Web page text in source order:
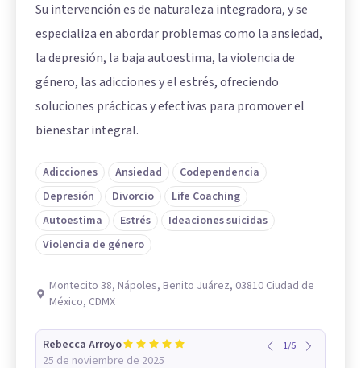
Su intervención es de naturaleza integradora, y se
especializa en abordar problemas como la ansiedad,
la depresión, la baja autoestima, la violencia de
género, las adicciones y el estrés, ofreciendo
soluciones prácticas y efectivas para promover el
bienestar integral.
Adicciones Ansiedad
Codependencia
Depresión
Divorcio
Life Coaching
Autoestima
Estrés
Ideaciones suicidas
Violencia de género
Montecito 38, Nápoles, Benito Juárez, 03810 Ciudad de
México, CDMX
Rebecca Arroyo
25 de noviembre de 2025
1/5